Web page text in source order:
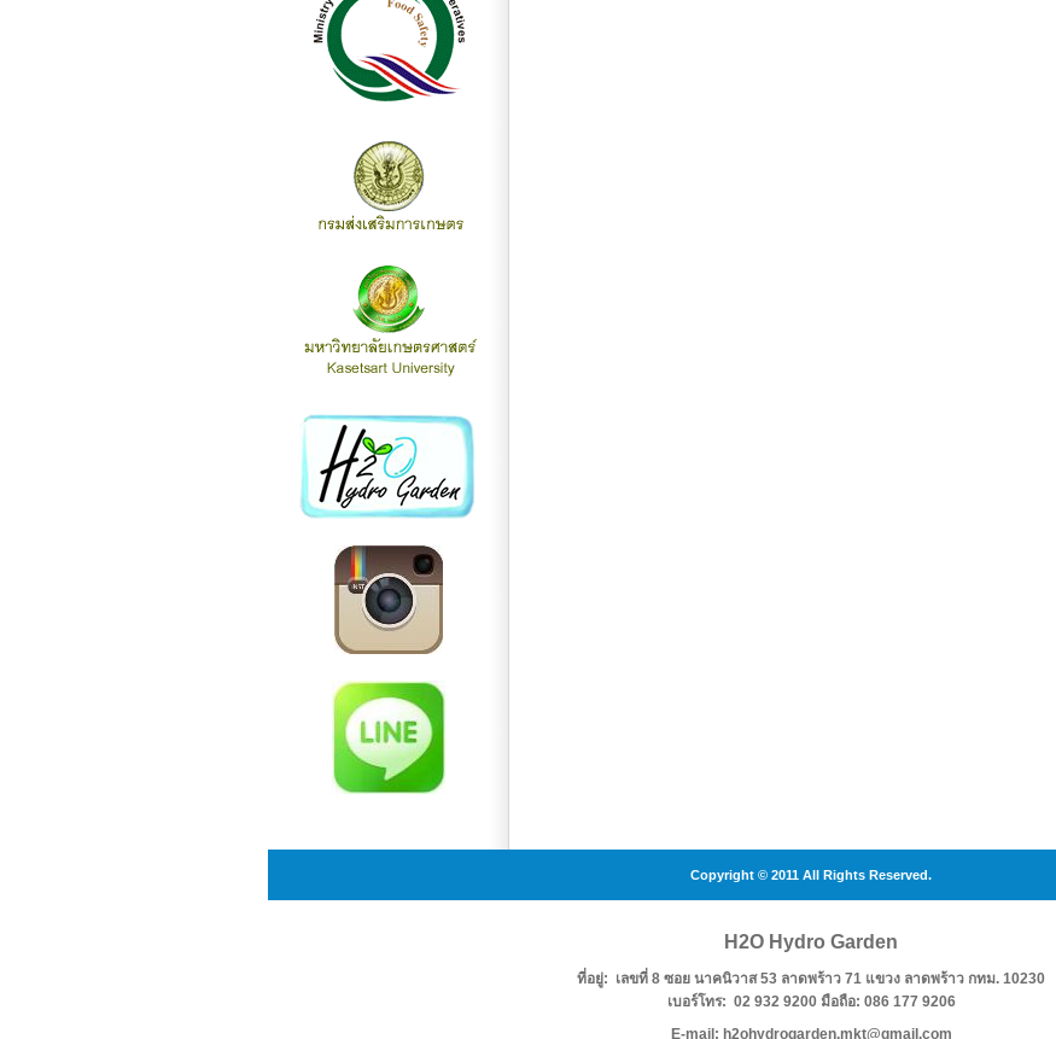
Copyright © 2011 All Rights Reserved.
H2O Hydro Garden
ที่อยู่: เลขที่ 8 ซอย นาคนิวาส 53 ลาดพร้าว 71 แขวง ลาดพร้าว กทม. 10230
เบอร์โทร: 02 932 9200 มือถือ: 086 177 9206
E-mail: h2ohydrogarden.mkt@gmail.com